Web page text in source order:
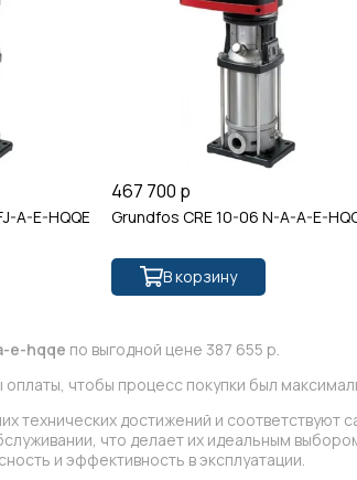
A-E-HQQE
467 700 р
Grundfos CRE 10-06 N-A-A-E-
В корзину
e-hqqe по выгодной цене 387 655 р.
чтобы процесс покупки был
технических достижений и соответствуют
что делает их идеальным
и эффективность в эксплуатации.